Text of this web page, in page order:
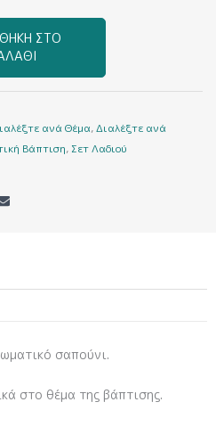
ΣΤΟ
ανά Θέμα,Διαλέξτε ανά
Βάπτιση, Σετ Λαδιού
σαπούνι.
στο θέμα της βάπτισης.